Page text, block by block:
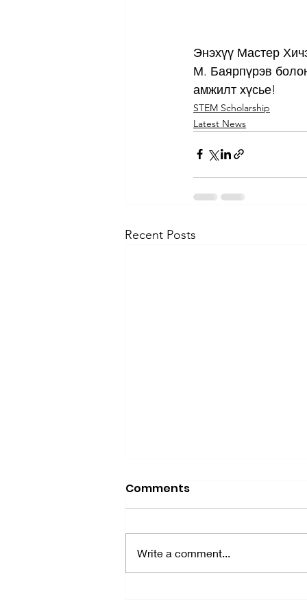
Энэхүү Мастер
М. Баярпүрэв
амжилт хүсье!
STEM Scholarship
Latest News
Recent Posts
Comments
Write a comment...